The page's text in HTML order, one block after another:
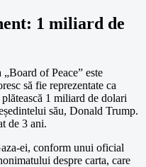
1 miliard de
of Peace” este
să fie reprezentate ca
1 miliard de dolari
său, Donald Trump.
de 3 ani.
ei, conform unui oficial
despre carta, care